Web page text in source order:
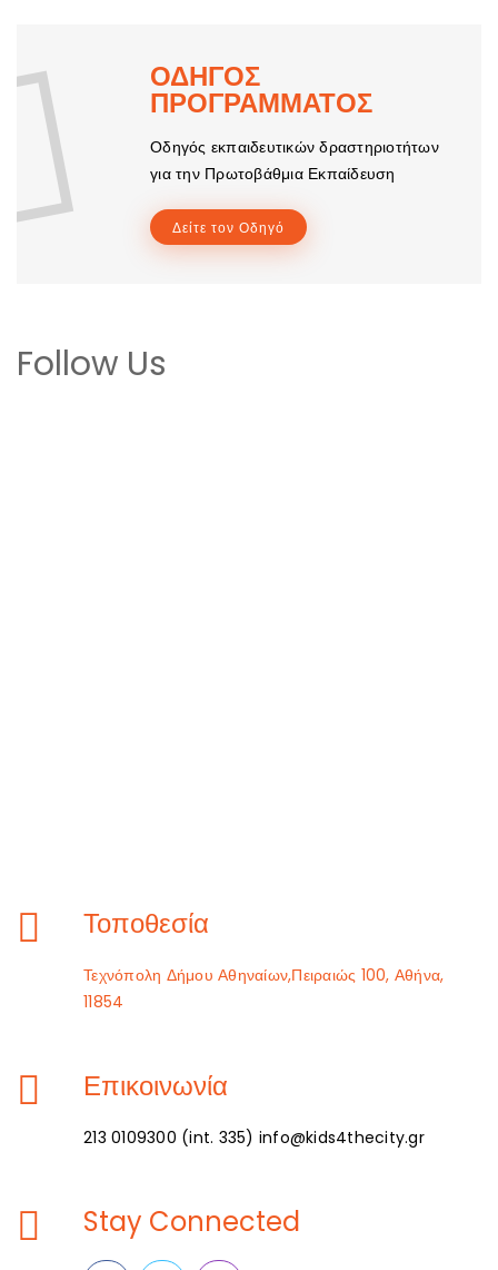
ΟΔΗΓΟΣ
ΠΡΟΓΡΑΜΜΑΤΟΣ
Οδηγός εκπαιδευτικών δραστηριοτήτων
για την Πρωτοβάθμια Εκπαίδευση
Δείτε τον Οδηγό
Follow Us
Τοποθεσία
Τεχνόπολη Δήμου Αθηναίων,Πειραιώς 100, Αθήνα,
11854
Επικοινωνία
213 0109300 (int. 335) info@kids4thecity.gr
Stay Connected